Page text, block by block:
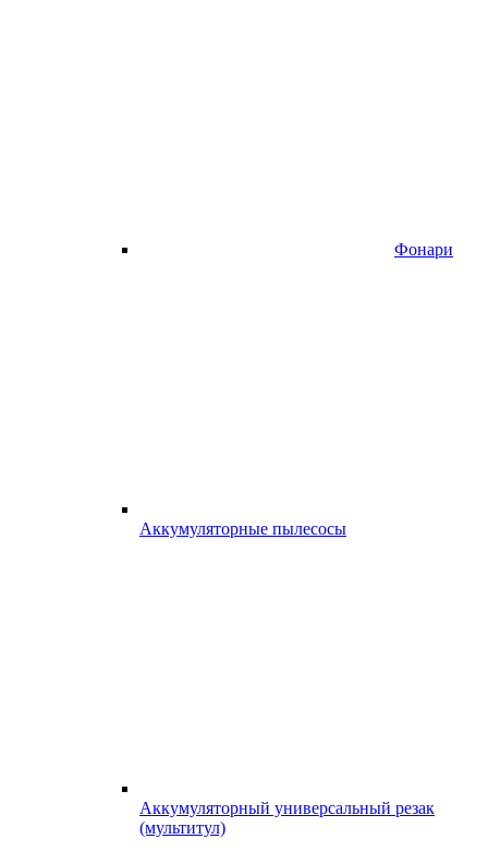
Фонари
Аккумуляторные пылесосы
Аккумуляторный универсальный резак
(мультитул)